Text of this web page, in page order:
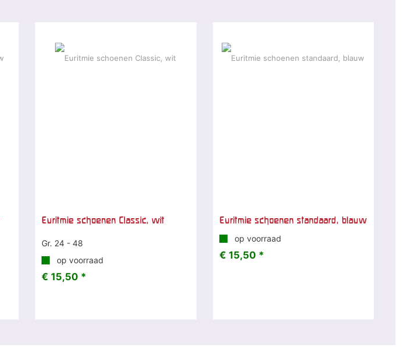
Euritmie schoenen Classic, wit
Gr. 24 - 48
op voorraad
€ 15,50 *
Euritmie schoenen standaard, blauw
op voorraad
€ 15,50 *